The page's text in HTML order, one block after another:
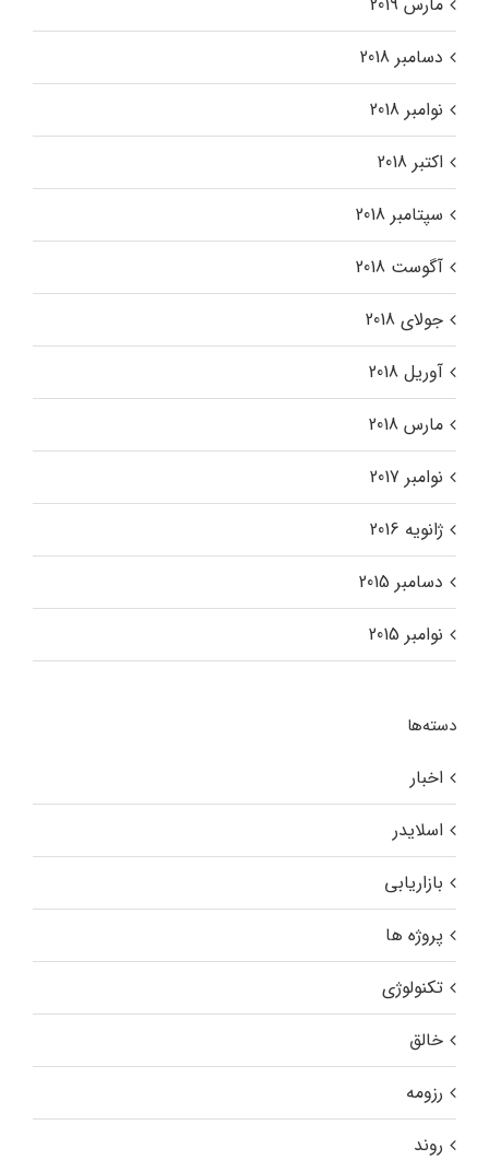
دسامبر 2018
نوامبر 2018
اکتبر 2018
سپتامبر 2018
آگوست 2018
جولای 2018
آوریل 2018
مارس 2018
نوامبر 2017
ژانویه 2016
دسامبر 2015
نوامبر 2015
دسته‌ها
اخبار
اسلایدر
بازاریابی
پروژه ها
تکنولوژی
خالق
رزومه
روند